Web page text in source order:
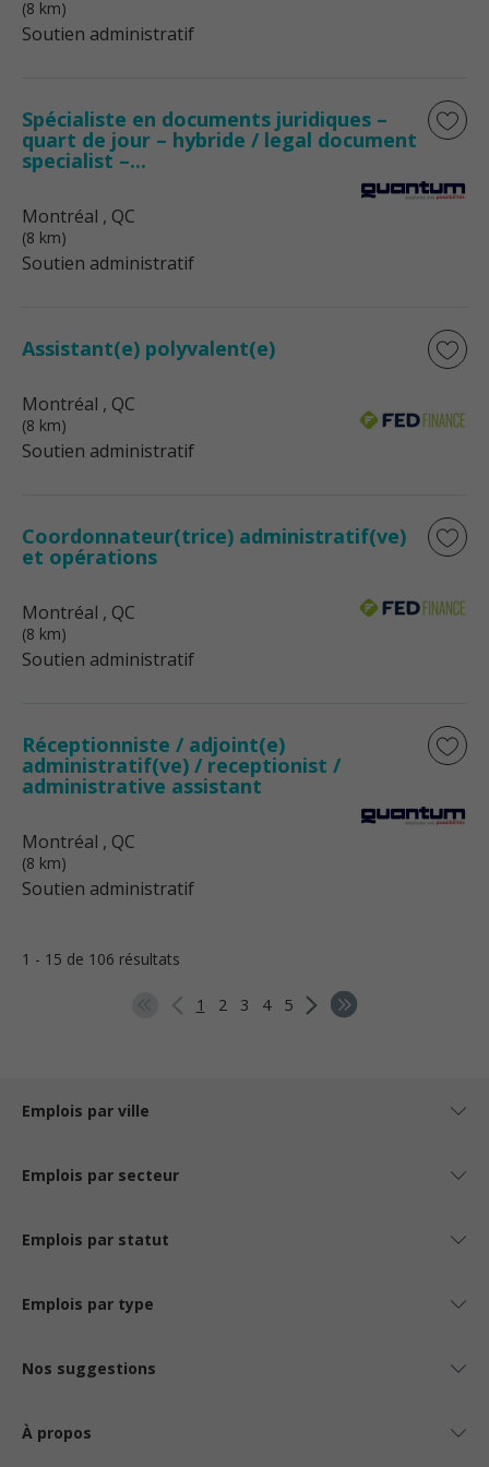
(8 km)
Soutien administratif
Spécialiste en documents juridiques –
quart de jour – hybride / legal document
specialist –...
Montréal , QC
(8 km)
Soutien administratif
Assistant(e) polyvalent(e)
Montréal , QC
(8 km)
Soutien administratif
Coordonnateur(trice) administratif(ve)
et opérations
Montréal , QC
(8 km)
Soutien administratif
Réceptionniste / adjoint(e)
administratif(ve) / receptionist /
administrative assistant
Montréal , QC
(8 km)
Soutien administratif
1 - 15 de 106 résultats
1 2 3 4 5
Emplois par ville
Emplois par secteur
Emplois par statut
Emplois par type
Nos suggestions
À propos